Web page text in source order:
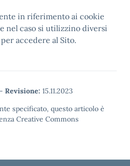
in riferimento ai cookie
nel caso si utilizzino diversi
accedere al Sito.
- Revisione: 15.11.2023
specificato, questo articolo è
Creative Commons